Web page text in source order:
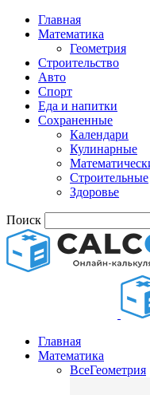
Главная
Математика
Геометрия
Строительство
Авто
Спорт
Еда и напитки
Сохраненные
Календари
Кулинарные
Строительные
Здоровье
Поиск
Главная
Математика
ВсеГеометрия